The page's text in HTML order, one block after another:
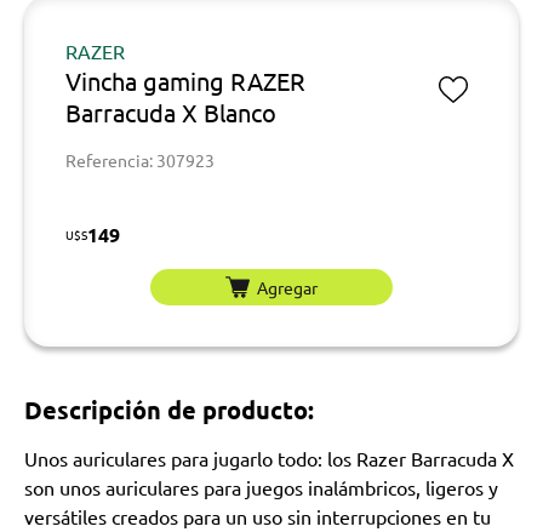
RAZER
Vincha gaming RAZER
Barracuda X Blanco
Referencia: 307923
U$S149
Agregar
Descripción de producto:
Unos auriculares para jugarlo todo: los Razer Barracuda X
son unos auriculares para juegos inalámbricos, ligeros y
versátiles creados para un uso sin interrupciones en tu